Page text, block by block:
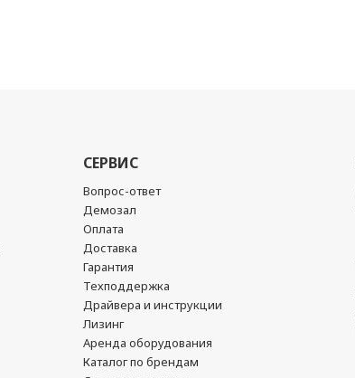
СЕРВИС
Вопрос-ответ
Демозал
Оплата
Доставка
Гарантия
Техподдержка
Драйвера и инструкции
Лизинг
Аренда оборудования
Каталог по брендам